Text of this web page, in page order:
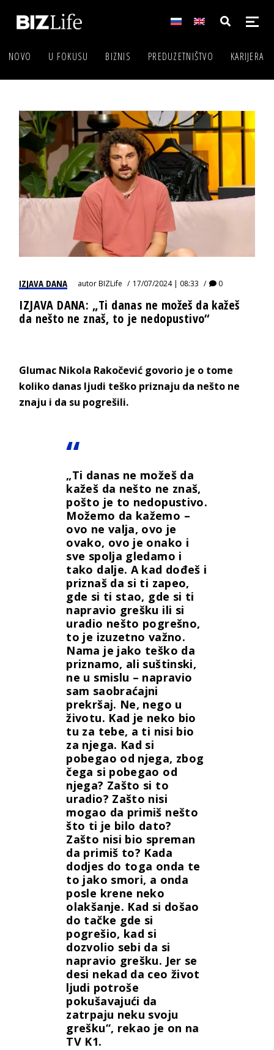
NOVO U FOKUSU BIZNIS PREDUZETNIŠTVO KARIJERA
IZJAVA DANA autorBIZLife 17/07/2024 | 08:33 0
IZJAVA DANA: „Ti danas ne možeš da kažeš
da nešto ne znaš, to je nedopustivo“
Glumac Nikola Rakočević govorio je o tome
koliko danas ljudi teško priznaju da nešto ne
znaju i da su pogrešili.
„Ti danas ne možeš da
kažeš da nešto ne znaš,
pošto je to nedopustivo.
Možemo da kažemo –
ovo ne valja, ovo je
ovako, ovo je onako i
sve spolja gledamo i
tako dalje. A kad dođeš i
priznaš da si ti zapeo,
gde si ti stao, gde si ti
napravio grešku ili si
uradio nešto pogrešno,
to je izuzetno važno.
Nama je jako teško da
priznamo, ali suštinski,
ne u smislu – napravio
sam saobraćajni
prekršaj. Ne, nego u
životu. Kad je neko bio
tu za tebe, a ti nisi bio
za njega. Kad si
pobegao od njega, zbog
čega si pobegao od
njega? Zašto si to
uradio? Zašto nisi
mogao da primiš nešto
što ti je bilo dato?
Zašto nisi bio spreman
da primiš to? Kada
dodjes do toga onda te
to jako smori, a onda
posle krene neko
olakšanje. Kad si došao
do tačke gde si
pogrešio, kad si
dozvolio sebi da si
napravio grešku. Jer se
desi nekad da ceo život
ljudi potroše
pokušavajući da
zatrpaju neku svoju
grešku“, rekao je on na
TV K1.